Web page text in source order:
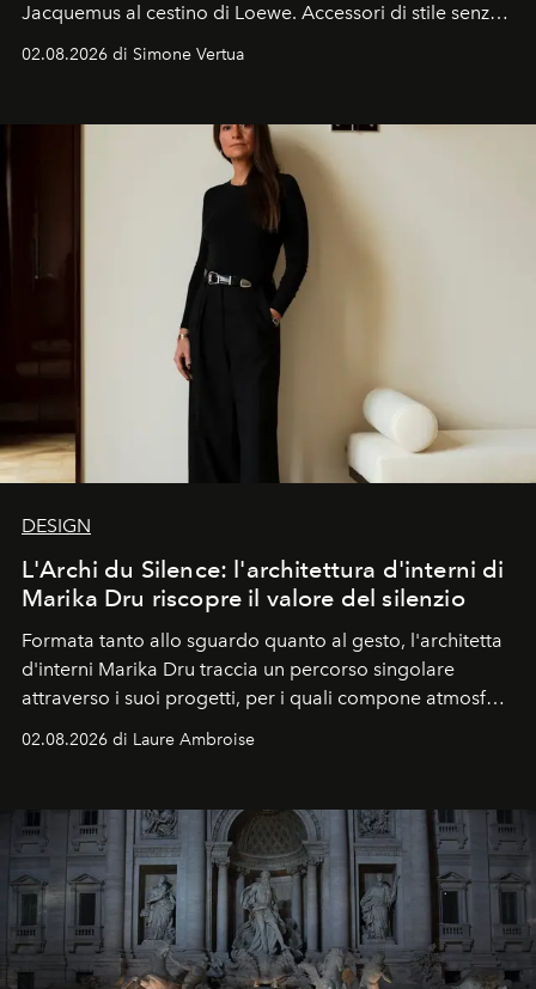
Jacquemus al cestino di Loewe. Accessori di stile senza
tempo, le borse di rafia e di paglia tornano come
02.08.2026 di Simone Vertua
DESIGN
L'Archi du Silence: l'architettura d'interni di
Marika Dru riscopre il valore del silenzio
Formata tanto allo sguardo quanto al gesto, l'architetta
d'interni Marika Dru traccia un percorso singolare
attraverso i suoi progetti, per i quali compone atmosfere
silenziose, quasi sospese, dove l'emozione nasce meno
02.08.2026 di Laure Ambroise